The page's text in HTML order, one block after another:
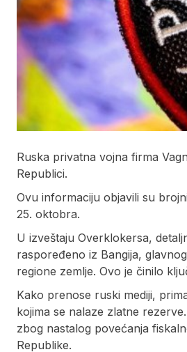
Ruska privatna vojna firma
Republici.
Ovu informaciju objavili su
25. oktobra.
U izveštaju Overklokersa,
raspoređeno iz Bangija,
regione zemlje. Ovo je činilo
Kako prenose ruski mediji,
kojima se nalaze zlatne
zbog nastalog povećanja
Republike.